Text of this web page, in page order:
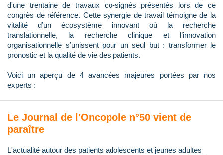
d'une trentaine de travaux co-signés présentés lors de ce
congrès de référence. Cette synergie de travail témoigne de la
vitalité d’un écosystème innovant où la recherche
translationnelle, la recherche clinique et l’innovation
organisationnelle s’unissent pour un seul but : transformer le
pronostic et la qualité de vie des patients.
Voici un aperçu de 4 avancées majeures portées par nos
experts :
Le Journal de l'Oncopole n°50 vient de
paraître
L'actualité autour des patients adolescents et jeunes adultes